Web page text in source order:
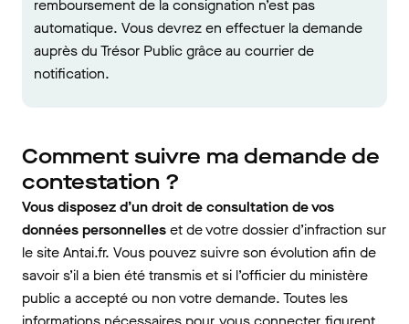
remboursement de la consignation n’est pas
automatique. Vous devrez en effectuer la demande
auprès du Trésor Public grâce au courrier de
notification.
Comment suivre ma demande de
contestation ?
Vous disposez d’un droit de consultation de vos
données personnelleset de votre dossier d’infraction sur
le site Antai.fr. Vous pouvez suivre son évolution afin de
savoir s’il a bien été transmis et si l’officier du ministère
public a accepté ou non votre demande. Toutes les